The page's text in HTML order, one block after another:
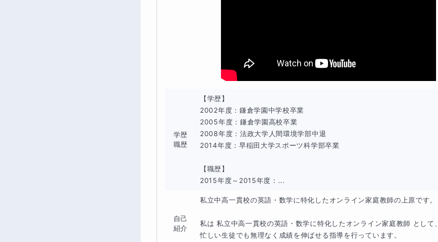
学歴
職歴
【学歴】
2002年度：鎌倉学園中学校卒業
2005年度：鎌倉学園高校卒業
2008年度：法政大学人間環境学部中退
2014年度：早稲田大学スポーツ科学部卒業
【職歴】
2015年度～2015年度：...
自己
紹介
私立中高一貫校の英語・数学に特化したオンライン家庭教師の上原です。
私は 私立中高一貫校の英語・数学に特化したオンライン家庭教師 として、
忙しい生徒でも無理なく成績を伸ばせる指導を行っています。